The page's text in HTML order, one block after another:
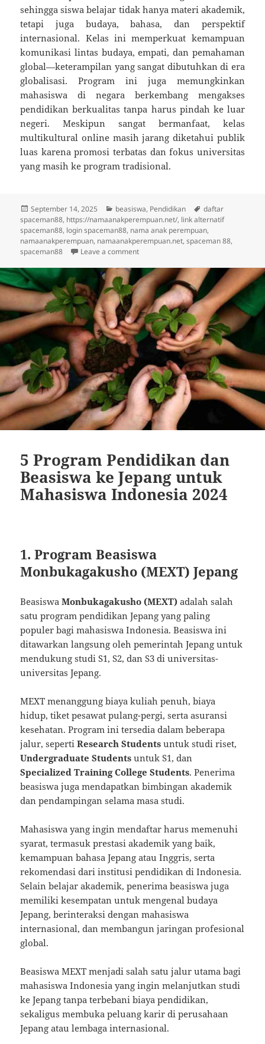
sehingga siswa belajar tidak hanya materi akademik,
tetapi juga budaya, bahasa, dan perspektif
internasional. Kelas ini memperkuat kemampuan
komunikasi lintas budaya, empati, dan pemahaman
global—keterampilan yang sangat dibutuhkan di era
globalisasi. Program ini juga memungkinkan
mahasiswa di negara berkembang mengakses
pendidikan berkualitas tanpa harus pindah ke luar
negeri. Meskipun sangat bermanfaat, kelas
multikultural online masih jarang diketahui publik
luas karena promosi terbatas dan fokus universitas
yang masih ke program tradisional.
Posted
on
September 14, 2025 Categories
beasiswa, Pendidikan Tags
daftar
spaceman88, https://namaanakperempuan.net/, link alternatif
spaceman88, login spaceman88, nama anak perempuan,
namaanakperempuan, namaanakperempuan.net,spaceman 88,
spaceman88
Leave a commenton 5 Tren Pendidikan Unik 2025 yang
5 Program Pendidikan dan
Beasiswa ke Jepang untuk
Mahasiswa Indonesia 2024
1. Program Beasiswa
Monbukagakusho (MEXT) Jepang
BeasiswaMonbukagakusho (MEXT) adalah salah
satu program pendidikan Jepang yang paling
populer bagi mahasiswa Indonesia. Beasiswa ini
ditawarkan langsung oleh pemerintah Jepang untuk
mendukung studi S1, S2, dan S3 di universitas-
universitas Jepang.
MEXT menanggung biaya kuliah penuh, biaya
hidup, tiket pesawat pulang-pergi, serta asuransi
kesehatan. Program ini tersedia dalam beberapa
jalur, sepertiResearch Students untuk studi riset,
Undergraduate Students untuk S1, dan
Specialized Training College Students. Penerima
beasiswa juga mendapatkan bimbingan akademik
dan pendampingan selama masa studi.
Mahasiswa yang ingin mendaftar harus memenuhi
syarat, termasuk prestasi akademik yang baik,
kemampuan bahasa Jepang atau Inggris, serta
rekomendasi dari institusi pendidikan di Indonesia.
Selain belajar akademik, penerima beasiswa juga
memiliki kesempatan untuk mengenal budaya
Jepang, berinteraksi dengan mahasiswa
internasional, dan membangun jaringan profesional
global.
Beasiswa MEXT menjadi salah satu jalur utama bagi
mahasiswa Indonesia yang ingin melanjutkan studi
ke Jepang tanpa terbebani biaya pendidikan,
sekaligus membuka peluang karir di perusahaan
Jepang atau lembaga internasional.